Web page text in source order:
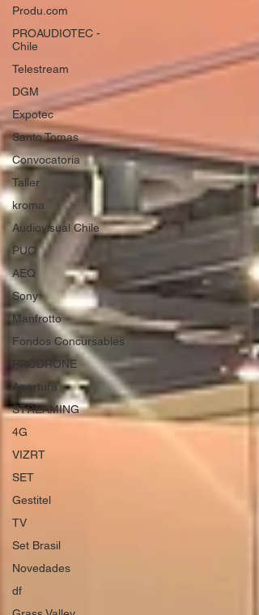
Produ.com
PROAUDIOTEC -
Chile
Telestream
DGM
Expotec
Santo Tomas
Convocatoria
Taller
kroma
Audiovisual Chile
PUC
AEQ
Sony
Manfrotto
Fondos Concursables
PRODRONE
Apertura
STREAMING
4G
VIZRT
SET
Gestitel
TV
Set Brasil
Novedades
df